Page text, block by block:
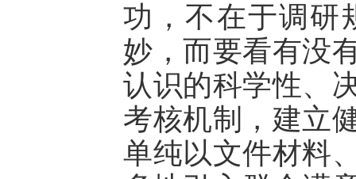
功，不在于调研
妙，而要看有没
认识的科学性、
考核机制，建立
单纯以文件材料